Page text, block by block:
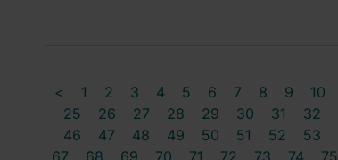
< 1 2 3 4 5 6 7 8 9 10
25
26 27 28 29 30 31 32
46
47 48 49 50 51 52 53
67
68 69 70 71 72 73 74 75